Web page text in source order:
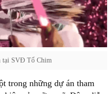
tại SVĐ Tổ Chim
trong những dự án tham